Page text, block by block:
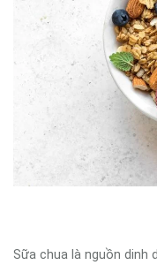
Sữa chua là nguồn dinh